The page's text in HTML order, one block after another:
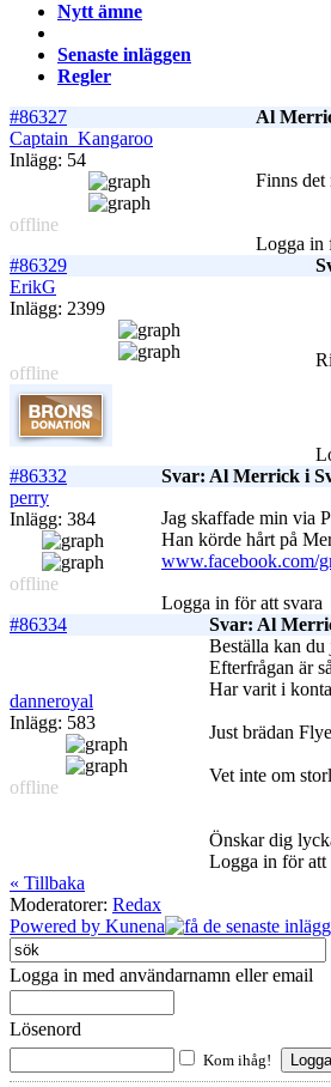
Nytt ämne
Senaste inläggen
Regler
#86327
Al
Captain_Kangaroo
Inlägg: 54
offline
Finns det
Logga in
#86329
ErikG
Inlägg: 2399
offline
#86332
Svar: Al Merrick i
perry
Inlägg: 384
offline
Jag skaffade min via
Han körde hårt på
www.facebook.com/
Logga in för att svara
#86334
Svar: Al
danneroyal
Inlägg: 583
offline
Beställa kan
Efterfrågan är
Har varit i
Just brädan
Vet inte om
Önskar dig
Logga in för att
« Tillbaka
Moderatorer: Redax
Powered by Kunena
Logga in med användarnamn eller email
Lösenord
Kom ihåg!